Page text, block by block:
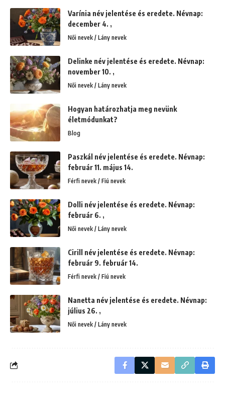
Varínia név jelentése és eredete. Névnap:
december 4. ,
Női nevek / Lány nevek
Delinke név jelentése és eredete. Névnap:
november 10. ,
Női nevek / Lány nevek
Hogyan határozhatja meg nevünk
életmódunkat?
Blog
Paszkál név jelentése és eredete. Névnap:
február 11. május 14.
Férfi nevek / Fiú nevek
Dolli név jelentése és eredete. Névnap:
február 6. ,
Női nevek / Lány nevek
Cirill név jelentése és eredete. Névnap:
február 9. február 14.
Férfi nevek / Fiú nevek
Nanetta név jelentése és eredete. Névnap:
július 26. ,
Női nevek / Lány nevek